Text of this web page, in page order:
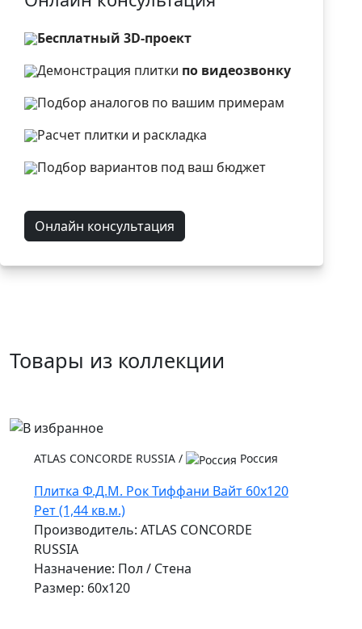
Бесплатный 3D-проект
Демонстрация плитки по видеозвонку
Подбор аналогов по вашим примерам
Расчет плитки и раскладка
Подбор вариантов под ваш бюджет
Онлайн консультация
Товары из коллекции
ATLAS CONCORDE RUSSIA / Россия
Плитка Ф.Д.М. Рок Тиффани Вайт 60x120
Рет (1,44 кв.м.)
Производитель: ATLAS CONCORDE
RUSSIA
Назначение: Пол / Стена
Размер: 60x120